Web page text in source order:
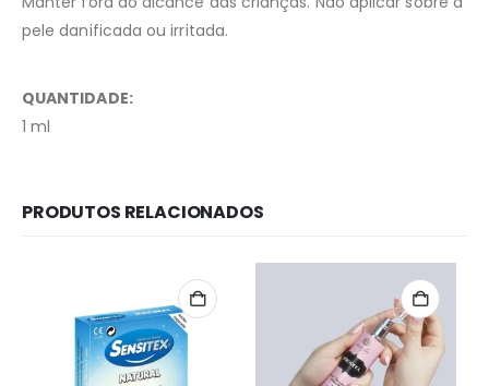
pele danificada ou irritada.
QUANTIDADE:
1 ml
PRODUTOS RELACIONADOS
Redes Sociais